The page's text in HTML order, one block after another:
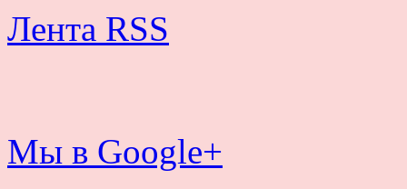
Лента RSS
Мы в Google+